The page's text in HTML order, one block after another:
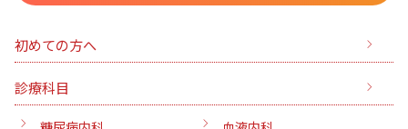
初めての方へ
診療科目